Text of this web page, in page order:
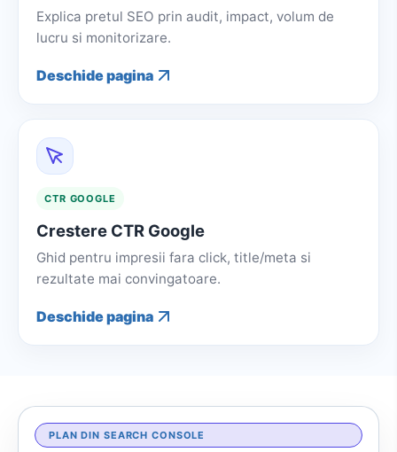
Explica pretul SEO prin audit, impact, volum de
lucru si monitorizare.
Deschide pagina
CTR GOOGLE
Crestere CTR Google
Ghid pentru impresii fara click, title/meta si
rezultate mai convingatoare.
Deschide pagina
PLAN DIN SEARCH CONSOLE